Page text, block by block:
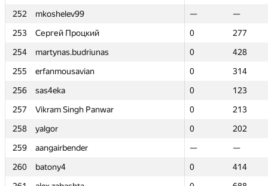
252
mkoshelev99 —
—
253
Сергей Процкий 0
277
254
martynas.budriunas 0
428
255
erfanmousavian 0
314
256
sas4eka 0
123
257
Vikram Singh Panwar 0
213
258
yalgor 0
202
259
aangairbender —
—
260
batony4 0
414
252
mkoshelev99 —
—
253
Сергей Процкий 0
277
254
martynas.budriunas 0
428
255
erfanmousavian 0
314
256
sas4eka 0
123
257
Vikram Singh Panwar 0
213
258
yalgor 0
202
259
aangairbender —
—
260
batony4 0
414